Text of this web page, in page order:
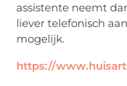
assistente neemt
liever telefonisch
mogelijk.
https://